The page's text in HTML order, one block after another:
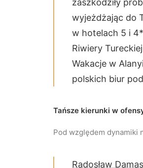
wyjeżdżając do
w hotelach 5 i
Riwiery
Wakacje w
polskich biur
Tańsze kierunki w
Pod względem dynamiki
Radosław